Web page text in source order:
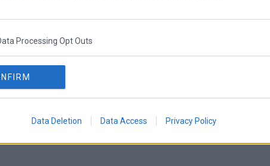
Processing Opt Outs
Data Deletion Data Access Privacy Policy
όσον αφορά στο κόστος και την
που απαιτείται για την υλοποίηση